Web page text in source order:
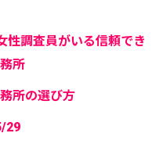
性調査員がいる信頼でき
所
所の選び方
29